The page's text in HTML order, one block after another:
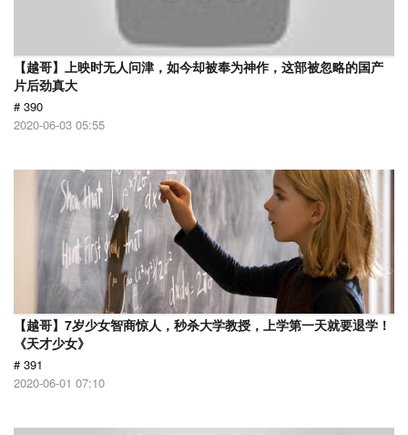
【越哥】上映时无人问津，如今却被奉为神作，这部被忽略的国产
片后劲真大
# 390
2020-06-03 05:55
【越哥】7岁少女智商惊人，秒杀大学教授，上学第一天就要退学！
《天才少女》
# 391
2020-06-01 07:10